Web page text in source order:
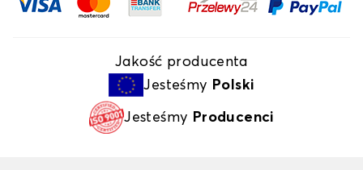
Jakość producenta
Jesteśmy Polski
Jesteśmy Producenci